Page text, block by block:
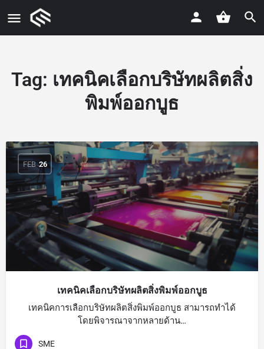
Tag: เทคนิคเลือกบริษัทผลิตสิ่ง
พิมพ์ออกบูธ
FEB 26
เทคนิคเลือกบริษัทผลิตสิ่งพิมพ์ออกบูธ
เทคนิคการเลือกบริษัทผลิตสิ่งพิมพ์ออกบูธ สามารถทำได้
โดยพิจารณาจากหลายด้าน…
SME